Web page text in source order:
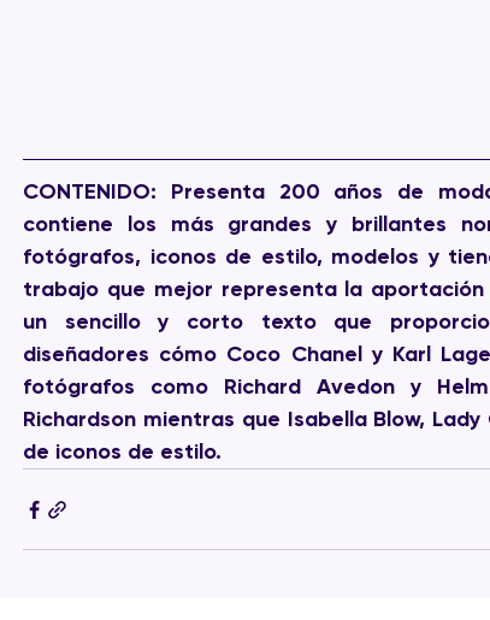
CONTENIDO: Presenta 200 años de
contiene los más grandes y brillantes
fotógrafos, iconos de estilo, modelos y
trabajo que mejor representa la
un sencillo y corto texto que
diseñadores cómo Coco Chanel y Karl
fotógrafos como Richard Avedon y
Richardson mientras que Isabella Blow,
de iconos de estilo.